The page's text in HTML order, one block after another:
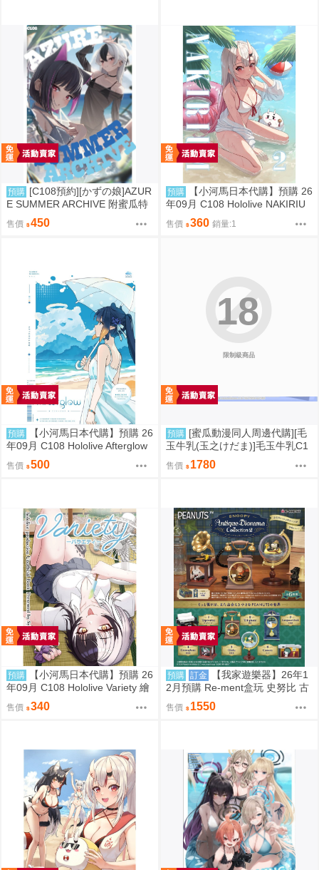
預購 [C108預約][かずの娘]AZUR
E SUMMER ARCHIVE 附蜜瓜特
典小卡 蔚藍檔案 同人誌id=3786
337
售價 450
預購
【小河馬日本代購】預購 26
年09月 C108 Hololive NAKIRIU
M2 繪師:李神の落書き場
售價 360 銷量:1
預購
【小河馬日本代購】預購 26
年09月 C108 Hololive Afterglow
繪師:カノチ
售價 500
限制級商品
18
預購 [蜜瓜動漫同人周邊代購][毛
玉牛乳(玉之けだま)]毛玉牛乳C1
08新刊セット(同人誌)
售價 1780
預購
【小河馬日本代購】預購 26
年09月 C108 Hololive Variety 繪
師:Syun
售價 340
預購 訂金
【我家遊樂器】26年1
2月預購 Re-ment盒玩 史努比 古
董立體場景2
售價 1550